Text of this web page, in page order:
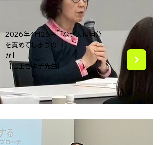
2026年4月26日「なぜ人は自分
を責めてしまうの
か」
【信田さよ子先生】